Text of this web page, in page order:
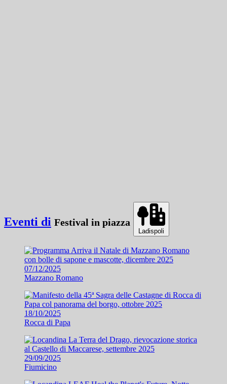
Eventi di Festival in piazza
Ladispoli
07/12/2025
Mazzano Romano
18/10/2025
Rocca di Papa
29/09/2025
Fiumicino